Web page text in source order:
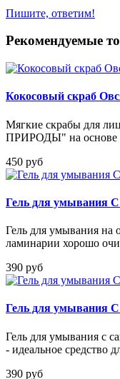
Пишите, ответим!
Рекомендуемые
Кокосовый скраб
Мягкие скрабы для
ПРИРОДЫ" на основе
450 руб
Гель для умывания
Гель для умывания на
ламинарии хорошо
390 руб
Гель для умывания
Гель для умывания с
- идеальное средство
390 руб